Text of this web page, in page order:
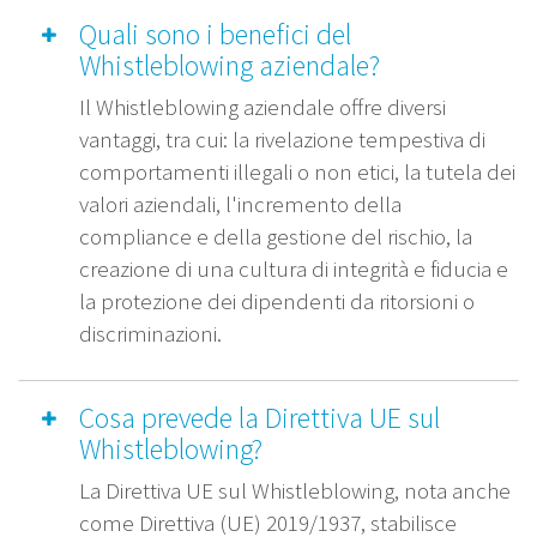
Quali sono i benefici del
Whistleblowing aziendale?
Il Whistleblowing aziendale offre diversi
vantaggi, tra cui: la rivelazione tempestiva di
comportamenti illegali o non etici, la tutela dei
valori aziendali, l'incremento della
compliance e della gestione del rischio, la
creazione di una cultura di integrità e fiducia e
la protezione dei dipendenti da ritorsioni o
discriminazioni.
Cosa prevede la Direttiva UE sul
Whistleblowing?
La Direttiva UE sul Whistleblowing, nota anche
come Direttiva (UE) 2019/1937, stabilisce